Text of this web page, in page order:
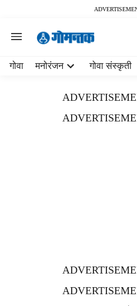
गोवा मनोरंजन गोवा संस्कृती